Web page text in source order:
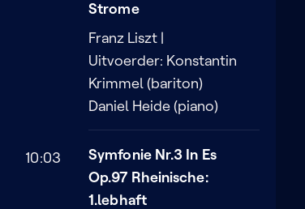
Strome
Franz Liszt |
Uitvoerder: Konstantin
Krimmel (bariton)
Daniel Heide (piano)
10:03
Symfonie Nr.3 In Es
Op.97 Rheinische:
1.lebhaft